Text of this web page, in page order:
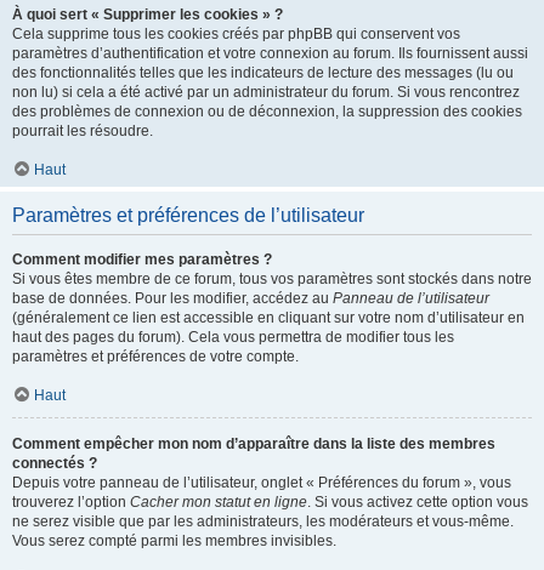
À quoi sert « Supprimer les cookies » ?
Cela supprime tous les cookies créés par phpBB qui conservent vos
paramètres d’authentification et votre connexion au forum. Ils fournissent aussi
des fonctionnalités telles que les indicateurs de lecture des messages (lu ou
non lu) si cela a été activé par un administrateur du forum. Si vous rencontrez
des problèmes de connexion ou de déconnexion, la suppression des cookies
pourrait les résoudre.
Haut
Paramètres et préférences de l’utilisateur
Comment modifier mes paramètres ?
Si vous êtes membre de ce forum, tous vos paramètres sont stockés dans notre
base de données. Pour les modifier, accédez au Panneau de l’utilisateur
(généralement ce lien est accessible en cliquant sur votre nom d’utilisateur en
haut des pages du forum). Cela vous permettra de modifier tous les
paramètres et préférences de votre compte.
Haut
Comment empêcher mon nom d’apparaître dans la liste des membres
connectés ?
Depuis votre panneau de l’utilisateur, onglet « Préférences du forum », vous
trouverez l’option Cacher mon statut en ligne. Si vous activez cette option vous
ne serez visible que par les administrateurs, les modérateurs et vous-même.
Vous serez compté parmi les membres invisibles.